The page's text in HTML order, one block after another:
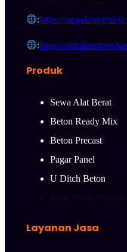
:https://
:https://
Produk
Sewa Alat Berat
Beton Ready Mix
Beton Precast
Pagar Panel
U Ditch Beton
Layanan Jasa